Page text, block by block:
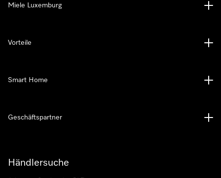
Händlersuche
Miele Luxemburg
Vorteile
Smart Home
Geschäftspartner